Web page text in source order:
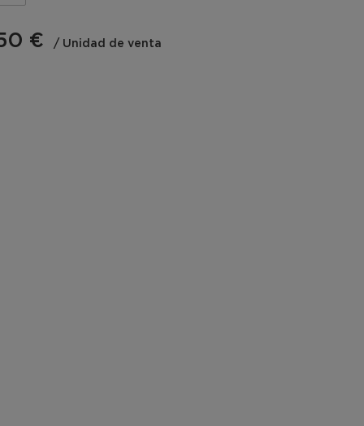
€ / Unidad de venta